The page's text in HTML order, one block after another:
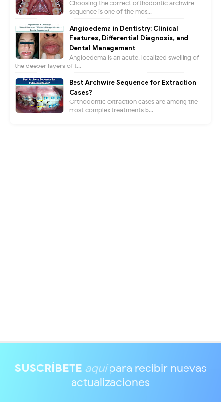
Choosing the correct orthodontic archwire
sequence is one of the mos...
Angioedema in Dentistry: Clinical
Features, Differential Diagnosis, and
Dental Management
Angioedema is an acute, localized swelling of
the deeper layers of t...
Best Archwire Sequence for Extraction
Cases?
Orthodontic extraction cases are among the
most complex treatments b...
SUSCRÍBETE aquípara recibir nuevas
actualizaciones